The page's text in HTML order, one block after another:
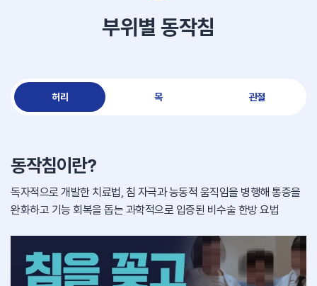
부위별 동작침
허리 목 관절
동작침이란?
독자적으로 개발한 치료법, 침 자극과 능동적 움직임을 병행해 통증을
완화하고 기능 회복을 돕는 과학적으로 입증된 비수술 한방 요법